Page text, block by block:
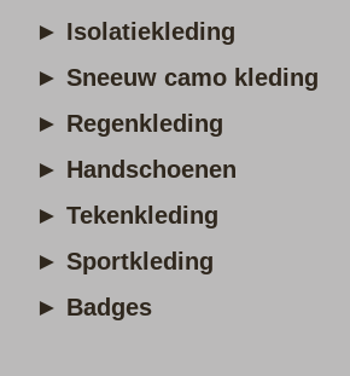
► Isolatiekleding
► Sneeuw camo kleding
► Regenkleding
► Handschoenen
► Tekenkleding
► Sportkleding
► Badges